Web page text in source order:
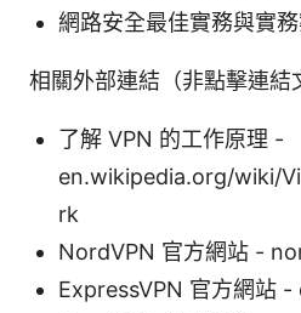
網路安全最佳實務與實務
相關外部連結（非點擊連結
了解 VPN 的工作原理 -
en.wikipedia.org/wiki/
rk
NordVPN 官方網站 -
ExpressVPN 官方網站